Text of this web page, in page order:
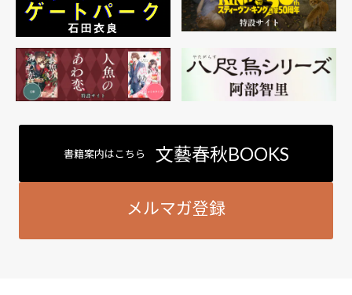
書籍案内はこちら 文藝春秋BOOKS
メルマガ登録